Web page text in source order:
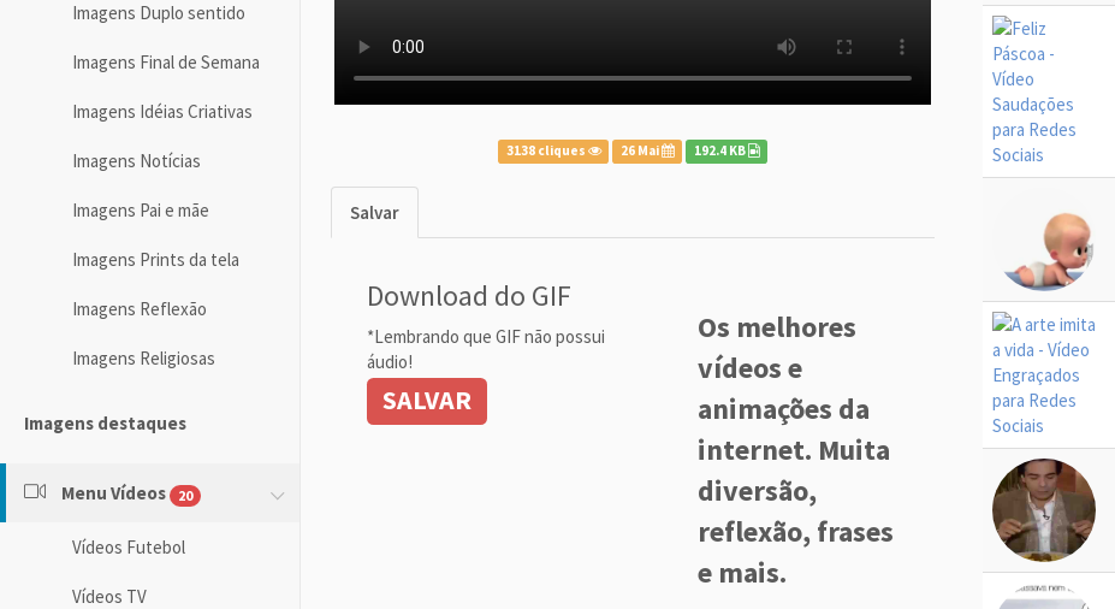
Imagens Duplo sentido
Imagens Final de Semana
Imagens Idéias Criativas
Imagens Notícias
Imagens Pai e mãe
Imagens Prints da tela
Imagens Reflexão
Imagens Religiosas
Imagens destaques
Menu Vídeos 20
Vídeos Futebol
Vídeos TV
3138 cliques 26 Mai 192.4 KB
Salvar
Download do GIF
*Lembrando que GIF não possui
áudio!
SALVAR
Os melhores
vídeos e
animações da
internet. Muita
diversão,
reflexão, frases
e mais.